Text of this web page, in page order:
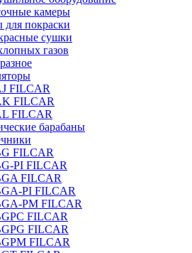
камеры
для покраски
сушки
газов
FILCAR
FILCAR
FILCAR
барабаны
FILCAR
PI FILCAR
FILCAR
PI FILCAR
PM FILCAR
FILCAR
FILCAR
FILCAR